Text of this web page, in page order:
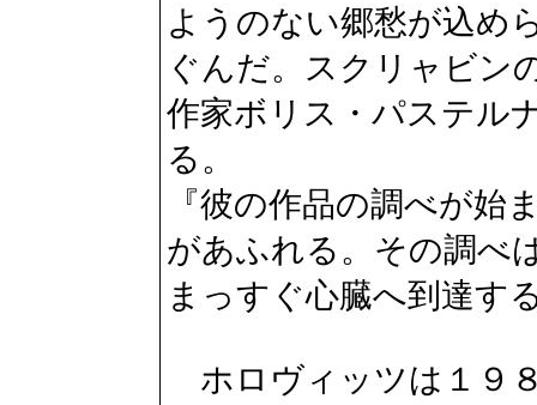
ようのない郷愁が込め
ぐんだ。スクリャビン
作家ボリス・パステル
る。
『彼の作品の調べが始
があふれる。その調べ
まっすぐ心臓へ到達す
ホロヴィッツは１９